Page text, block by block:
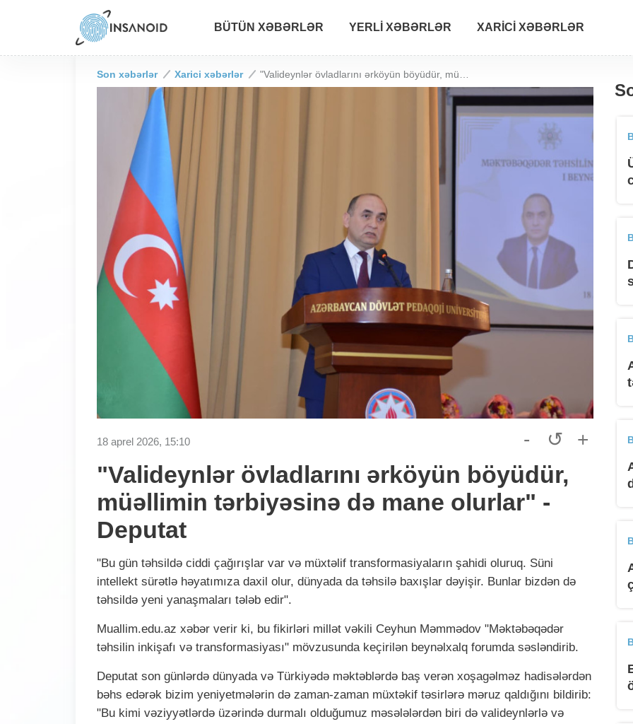
BÜTÜN XƏBƏRLƏR YERLI XƏBƏRLƏR XARICI XƏBƏRLƏR
Son xəbərlər Xarici xəbərlər
18 aprel 2026, 15:10 - ↺ +
"Valideynlər övladlarını ərköyün böyüdür,
müəllimin tərbiyəsinə də mane olurlar" -
Deputat
"Bu gün təhsildə ciddi çağırışlar var və müxtəlif transformasiyaların şahidi oluruq. Süni
intellekt sürətlə həyatımıza daxil olur, dünyada da təhsilə baxışlar dəyişir. Bunlar bizdən də
təhsildə yeni yanaşmaları tələb edir".
Muallim.edu.az xəbər verir ki, bu fikirləri millət vəkili Ceyhun Məmmədov "Məktəbəqədər
təhsilin inkişafı və transformasiyası" mövzusunda keçirilən beynəlxalq forumda səsləndirib.
Deputat son günlərdə dünyada və Türkiyədə məktəblərdə baş verən xoşagəlməz hadisələrdən
bəhs edərək bizim yeniyetmələrin də zaman-zaman müxtəkif təsirlərə məruz qaldığını bildirib:
"Bu kimi vəziyyətlərdə üzərində durmalı olduğumuz məsələlərdən biri də valideynlərlə və